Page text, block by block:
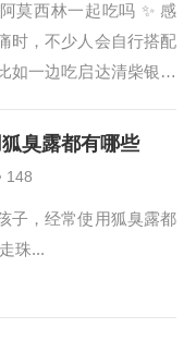
莫西林一起吃吗 ✨ 感
时，不少人会自行搭配
如一边吃启达清柴银颗
不良反应。其实这两
臭露都有哪些
148
子，经常使用狐臭露都
珠...